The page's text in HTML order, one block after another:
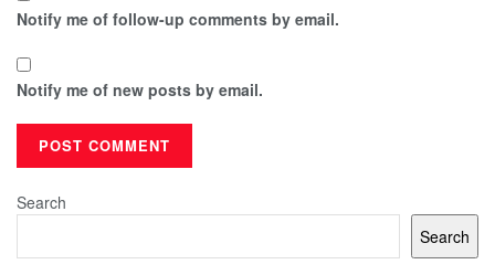
Notify me of follow-up comments by email.
Notify me of new posts by email.
Search
Search